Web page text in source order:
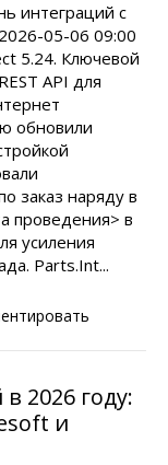
интеграций c
05-06 09:00
5.24. Ключевой
API для
обновили
заказ наряду в
проведения> в
усиления
Parts.Int...
2026 году:
и